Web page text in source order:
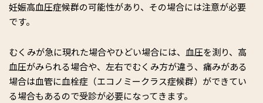
妊娠高血圧症候群の可能性があり、その場合には注意が必要
です。
むくみが急に現れた場合やひどい場合には、血圧を測り、高
血圧がみられる場合や、左右でむくみ方が違う、痛みがある
場合は血管に血栓症（エコノミークラス症候群）ができてい
る場合もあるので受診が必要になってきます。